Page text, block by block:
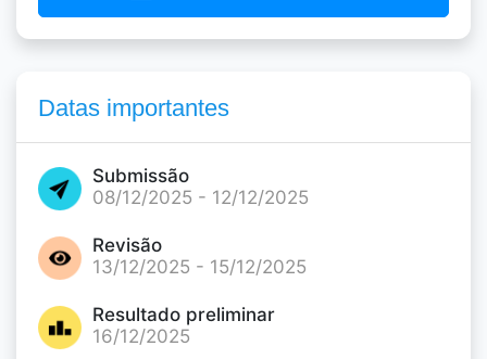
Datas importantes
Submissão
08/12/2025 - 12/12/2025
Revisão
13/12/2025 - 15/12/2025
Resultado preliminar
16/12/2025